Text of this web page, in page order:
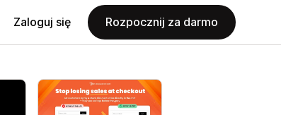
Zaloguj się Rozpocznij za darmo